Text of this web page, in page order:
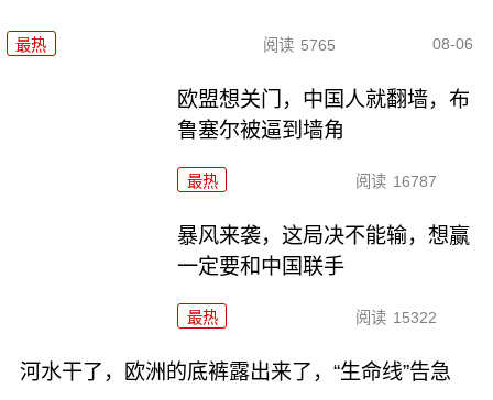
最热 阅读 5765 08-06
欧盟想关门，中国人就翻墙，布
鲁塞尔被逼到墙角
最热 阅读 16787
暴风来袭，这局决不能输，想赢
一定要和中国联手
最热 阅读 15322
河水干了，欧洲的底裤露出来了，“生命线”告急